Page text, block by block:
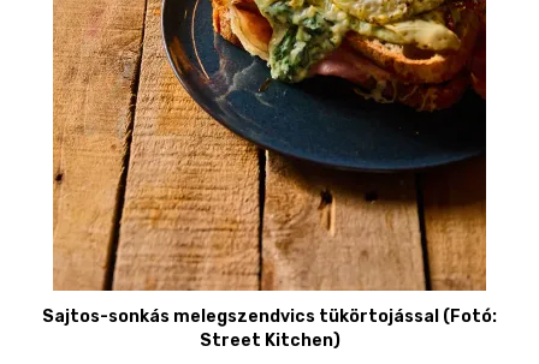
Sajtos-sonkás melegszendvics tükörtojással (Fotó:
Street Kitchen)